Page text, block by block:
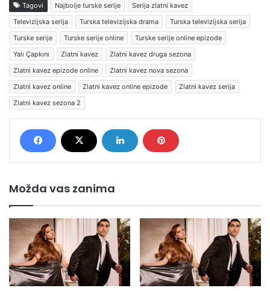
Tagovi Najbolje turske serije
Serija zlatni kavez
Televizijska serija
Turska televizijska drama
Turska televizijska serija
Turske serije
Turske serije online
Turske serije online epizode
Yalı Çapkını
Zlatni kavez
Zlatni kavez druga sezona
Zlatni kavez epizode online
Zlatni kavez nova sezona
Zlatni kavez online
Zlatni kavez online epizode
Zlatni kavez serija
Zlatni kavez sezona 2
Možda vas zanima